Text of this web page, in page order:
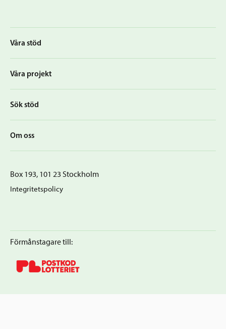
Våra stöd
Våra projekt
Sök stöd
Om oss
Förmånstagare till:
Box 193, 101 23 Stockholm
Integritetspolicy